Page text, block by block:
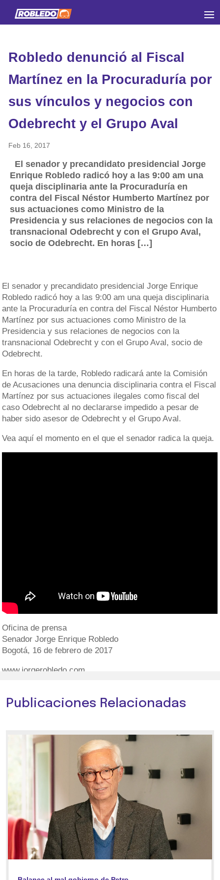
Robledo denunció al Fiscal
Martínez en la Procuraduría por
sus vínculos y negocios con
Odebrecht y el Grupo Aval
Feb 16, 2017
El senador y precandidato presidencial Jorge
Enrique Robledo radicó hoy a las 9:00 am una
queja disciplinaria ante la Procuraduría en
contra del Fiscal Néstor Humberto Martínez por
sus actuaciones como Ministro de la
Presidencia y sus relaciones de negocios con la
transnacional Odebrecht y con el Grupo Aval,
socio de Odebrecht. En horas […]
El senador y precandidato presidencial Jorge Enrique
Robledo radicó hoy a las 9:00 am una queja disciplinaria
ante la Procuraduría en contra del Fiscal Néstor Humberto
Martínez por sus actuaciones como Ministro de la
Presidencia y sus relaciones de negocios con la
transnacional Odebrecht y con el Grupo Aval, socio de
Odebrecht.
En horas de la tarde, Robledo radicará ante la Comisión
de Acusaciones una denuncia disciplinaria contra el Fiscal
Martínez por sus actuaciones ilegales como fiscal del
caso Odebrecht al no declararse impedido a pesar de
haber sido asesor de Odebrecht y el Grupo Aval.
Vea aquí el momento en el que el senador radica la queja.
Oficina de prensa
Senador Jorge Enrique Robledo
Bogotá, 16 de febrero de 2017
www.jorgerobledo.com
Publicaciones Relacionadas